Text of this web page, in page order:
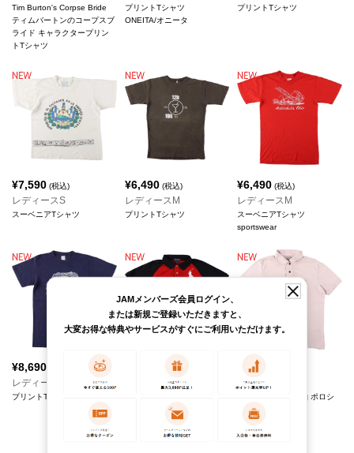
Tim Burton's Corpse Bride
ティムバートンのコープスブ
ライド キャラクタープリン
トTシャツ
プリントTシャツ
ONEITA/オニータ
プリントTシャツ
¥7,590 (税込)
レディースS
スーベニアTシャツ
¥6,490(税込)
レディースM
プリントTシャツ
¥6,490 (税込)
レディースM
スーベニアTシャツ
sportswear
¥8,690
レディースS
プリントTシャツ
(税込)
レディースM
袖 ポロシャツ
Ralph Lauren/ラルフローレ
7,590
レディースS
REGULAR FIT 半袖 ポロシ
ャツ
Guess/ゲス
JAMメンバーズ会員ログイン、
または新規ご登録いただきますと、
大変お得な特典やサービスがすぐにご利用いただけます。